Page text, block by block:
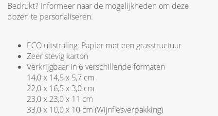
Bedrukt? Informeer naar de mogelijkheden om deze
dozen te personaliseren.
ECO uitstraling: Papier met een grasstructuur
Zeer stevig karton
Verkrijgbaar in 6 verschillende formaten
14,0 x 14,5 x 5,7 cm
22,0 x 16,5 x 3,0 cm
23,0 x 23,0 x 11 cm
33,0 x 10,0 x 10 cm (Wijnflesverpakking)